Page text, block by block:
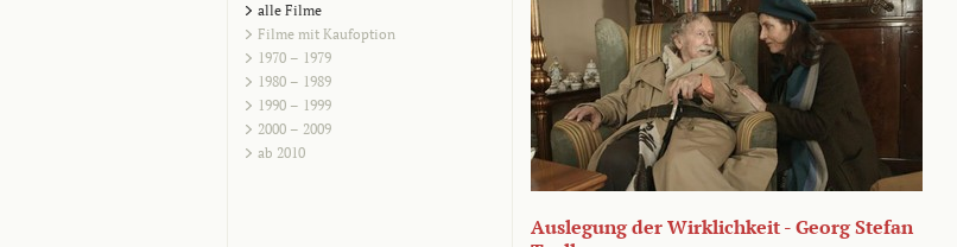
alle Filme
Filme mit Kaufoption
1970 – 1979
1980 – 1989
1990 – 1999
2000 – 2009
ab 2010
Auslegung der Wirklichkeit - Georg Stefan